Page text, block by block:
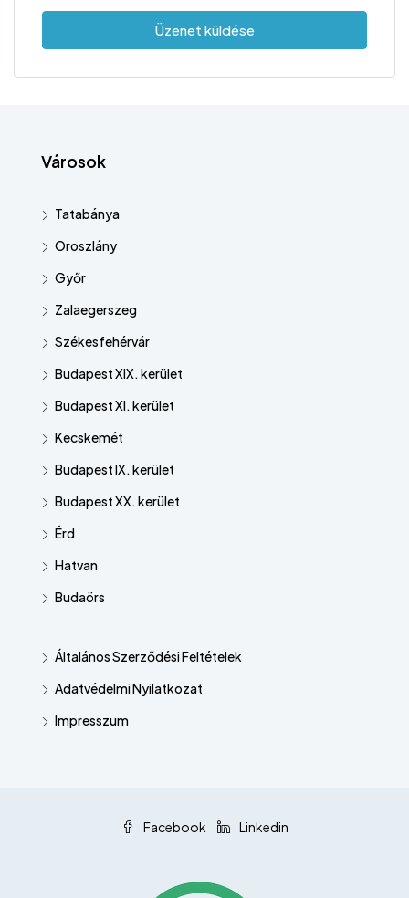
Üzenet küldése
Városok
Tatabánya
Oroszlány
Győr
Zalaegerszeg
Székesfehérvár
Budapest XIX. kerület
Budapest XI. kerület
Kecskemét
Budapest IX. kerület
Budapest XX. kerület
Érd
Hatvan
Budaörs
Általános Szerződési Feltételek
Adatvédelmi Nyilatkozat
Impresszum
Facebook Linkedin